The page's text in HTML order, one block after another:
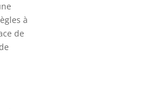
à
de